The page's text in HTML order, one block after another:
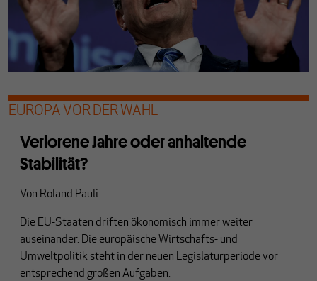
EUROPA VOR DER WAHL
Verlorene Jahre oder anhaltende
Stabilität?
Von Roland Pauli
Die EU-Staaten driften ökonomisch immer weiter
auseinander. Die europäische Wirtschafts- und
Umweltpolitik steht in der neuen Legislaturperiode vor
entsprechend großen Aufgaben.